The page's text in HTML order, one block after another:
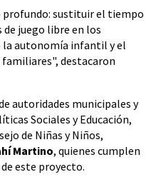
profundo: sustituir el tiempo
juego libre en los
la autonomía infantil y el
destacaron
autoridades municipales y
Sociales y Educación,
de Niñas y Niños,
Martino, quienes cumplen
este proyecto.